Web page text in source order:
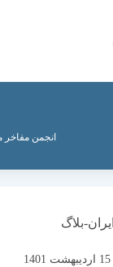
انجمن مفاخر
15 اردیبهشت 1401